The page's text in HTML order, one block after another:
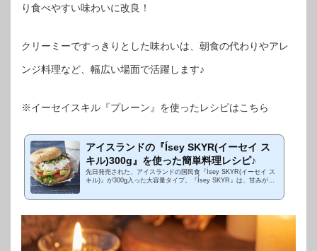
り食べやすい味わいに改良！
クリーミーですっきりとした味わいは、朝食の代わりやアレ
ンジ料理など、幅広い場面で活躍します♪
※イーセイスキル『プレーン』を使ったレシピはこちら
アイスランドの『Ísey SKYR(イーセイ ス
キル)300g』を使った簡単料理レシピ♪
先日発売された、アイスランドの国民食『Ísey SKYR(イーセイ ス
キル)』が300g入った大容量タイプ。『Ísey SKYR』は、甘みがな